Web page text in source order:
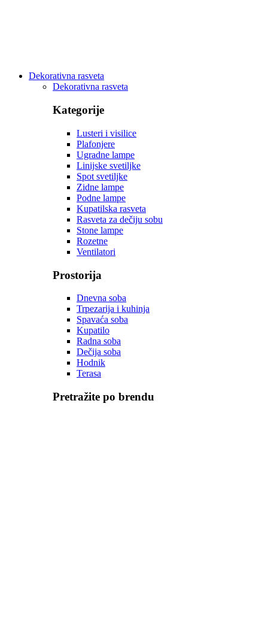
Dekorativna rasveta
Dekorativna rasveta
Kategorije
Lusteri i visilice
Plafonjere
Ugradne lampe
Linijske svetiljke
Spot svetiljke
Zidne lampe
Podne lampe
Kupatilska rasveta
Rasveta za dečiju sobu
Stone lampe
Rozetne
Ventilatori
Prostorija
Dnevna soba
Trpezarija i kuhinja
Spavaća soba
Kupatilo
Radna soba
Dečija soba
Hodnik
Terasa
Pretražite po brendu